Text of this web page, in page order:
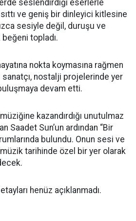
seslendirdiği eserlerle
ve geniş bir dinleyici kitlesine
sesiyle değil, duruşu ve
topladı.
nokta koymasına rağmen
nostalji projelerinde yer
devam etti.
kazandırdığı unutulmaz
Saadet Sun’un ardından “Bir
bulundu. Onun sesi ve
tarihinde özel bir yer olarak
henüz açıklanmadı.